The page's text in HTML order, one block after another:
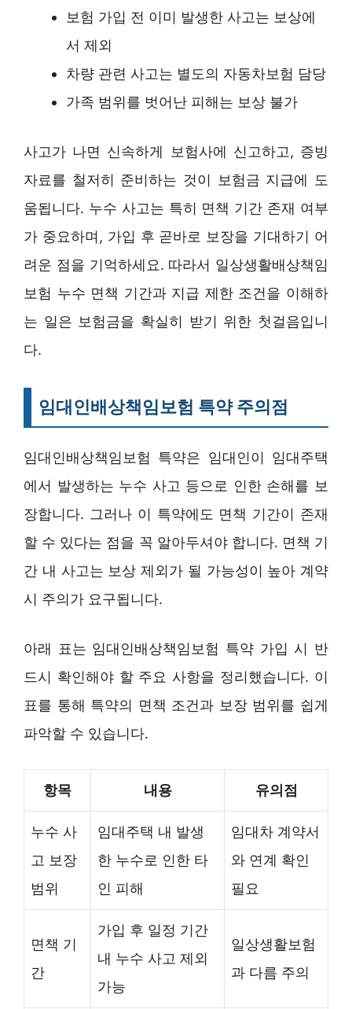
보험 가입 전 이미 발생한 사고는 보상에
서 제외
차량 관련 사고는 별도의 자동차보험 담당
가족 범위를 벗어난 피해는 보상 불가
사고가 나면 신속하게 보험사에 신고하고, 증빙
자료를 철저히 준비하는 것이 보험금 지급에 도
움됩니다. 누수 사고는 특히 면책 기간 존재 여부
가 중요하며, 가입 후 곧바로 보장을 기대하기 어
려운 점을 기억하세요. 따라서 일상생활배상책임
보험 누수 면책 기간과 지급 제한 조건을 이해하
는 일은 보험금을 확실히 받기 위한 첫걸음입니
다.
임대인배상책임보험 특약 주의점
임대인배상책임보험 특약은 임대인이 임대주택
에서 발생하는 누수 사고 등으로 인한 손해를 보
장합니다. 그러나 이 특약에도 면책 기간이 존재
할 수 있다는 점을 꼭 알아두셔야 합니다. 면책 기
간 내 사고는 보상 제외가 될 가능성이 높아 계약
시 주의가 요구됩니다.
아래 표는 임대인배상책임보험 특약 가입 시 반
드시 확인해야 할 주요 사항을 정리했습니다. 이
표를 통해 특약의 면책 조건과 보장 범위를 쉽게
파악할 수 있습니다.
항목 내용 유의점
누수 사
고 보장
범위
임대주택 내 발생
한 누수로 인한 타
인 피해
임대차 계약서
와 연계 확인
필요
면책 기
간
가입 후 일정 기간
내 누수 사고 제외
가능
일상생활보험
과 다름 주의